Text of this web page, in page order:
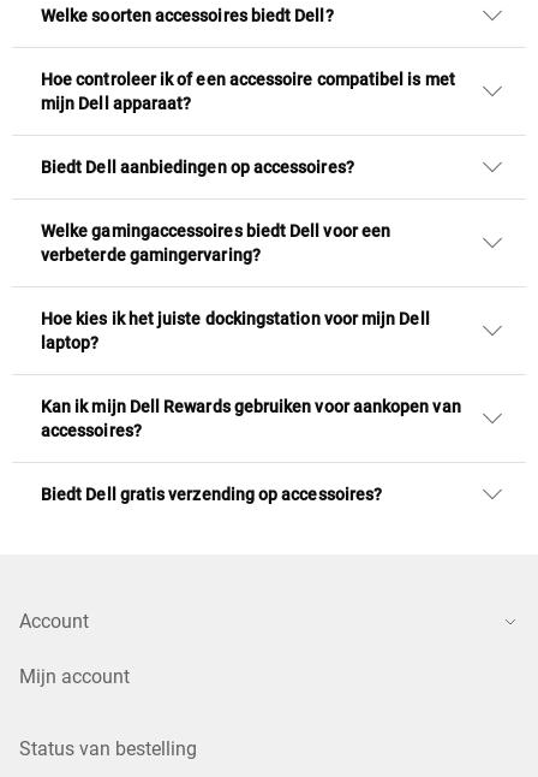
Welke soorten accessoires biedt Dell?
Hoe controleer ik of een accessoire compatibel is met
mijn Dell apparaat?
Biedt Dell aanbiedingen op accessoires?
Welke gamingaccessoires biedt Dell voor een
verbeterde gamingervaring?
Hoe kies ik het juiste dockingstation voor mijn Dell
laptop?
Kan ik mijn Dell Rewards gebruiken voor aankopen van
accessoires?
Biedt Dell gratis verzending op accessoires?
Account
Mijn account
Status van bestelling